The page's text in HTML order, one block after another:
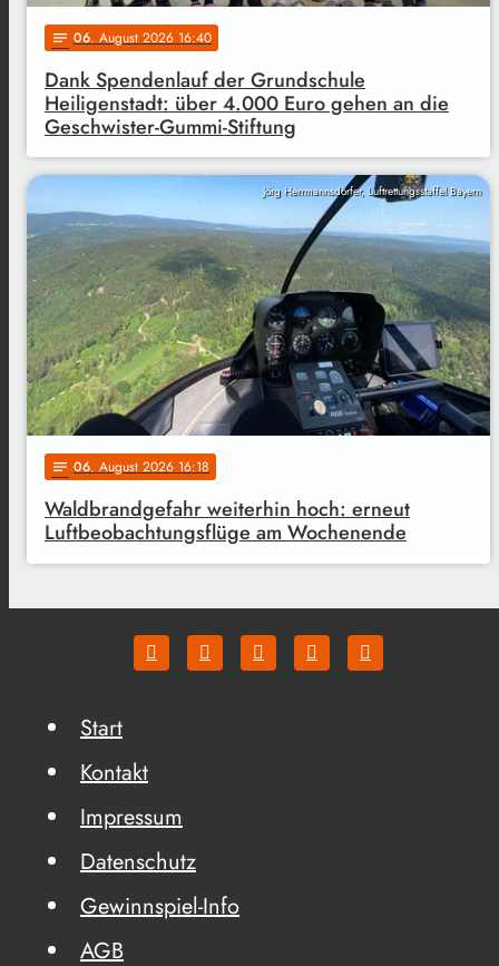
notes 06. August 2026 16:40
Dank Spendenlauf der Grundschule
Heiligenstadt: über 4.000 Euro gehen an die
Geschwister-Gummi-Stiftung
Jörg Herrmannsdörfer, Luftrettungsstaffel Bayern
notes 06. August 2026 16:18
Waldbrandgefahr weiterhin hoch: erneut
Luftbeobachtungsflüge am Wochenende
Start
Kontakt
Impressum
Datenschutz
Gewinnspiel-Info
AGB